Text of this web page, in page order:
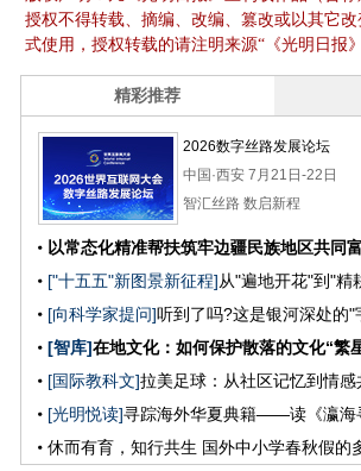
授权不得转载、摘编、改编、篡改或以其它
式使用，授权转载的请注明来源“《光明日报》